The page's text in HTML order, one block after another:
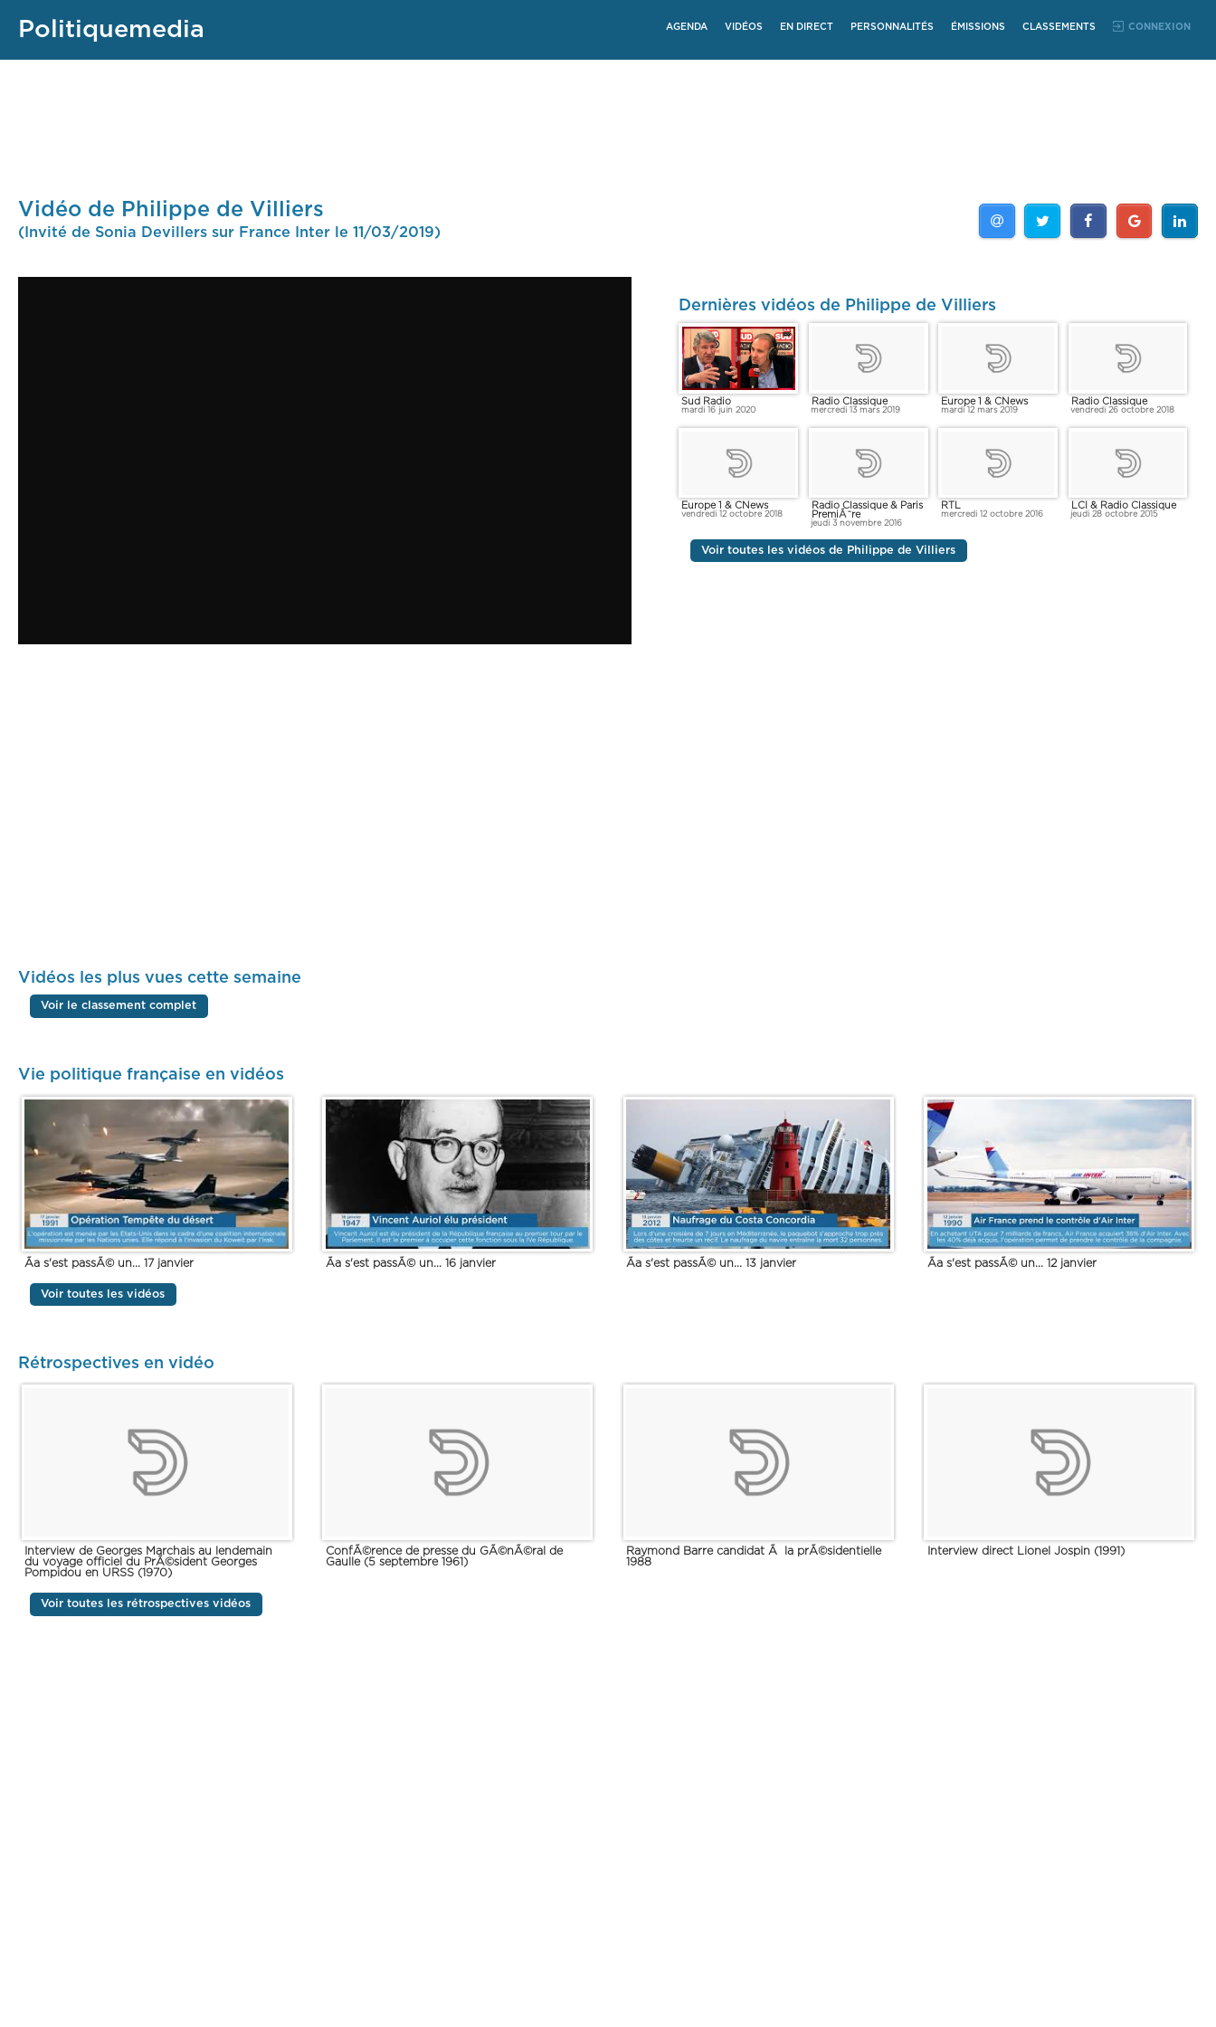
Politiquemedia AGENDA VIDÉOS EN DIRECT PERSONNALITÉS ÉMISSIONS CLASSEMENTS CONNEXION
Vidéo de Philippe de Villiers
(Invité de Sonia Devillers sur France Inter le 11/03/2019)
Dernières vidéos de Philippe de Villiers
Sud Radio
mardi 16 juin 2020
Radio Classique
mercredi 13 mars 2019
Europe 1 & CNews
mardi 12 mars 2019
Radio Classique
vendredi 26 octobre 2018
Europe 1 & CNews
vendredi 12 octobre 2018
Radio Classique & Paris
PremiÃ¨re
jeudi 3 novembre 2016
RTL
mercredi 12 octobre 2016
LCI & Radio Classique
jeudi 28 octobre 2015
Voir toutes les vidéos de Philippe de Villiers
Vidéos les plus vues cette semaine
Voir le classement complet
Vie politique française en vidéos
Ãa s'est passÃ© un... 17 janvier Ãa s'est passÃ© un... 16 janvier Ãa s'est passÃ© un... 13 janvier Ãa s'est passÃ© un... 12 janvier
Voir toutes les vidéos
Rétrospectives en vidéo
Interview de Georges Marchais au lendemain
du voyage officiel du PrÃ©sident Georges
Pompidou en URSS (1970)
ConfÃ©rence de presse du GÃ©nÃ©ral de
Gaulle (5 septembre 1961)
Raymond Barre candidat Ã la prÃ©sidentielle
1988
Interview direct Lionel Jospin (1991)
Voir toutes les rétrospectives vidéos